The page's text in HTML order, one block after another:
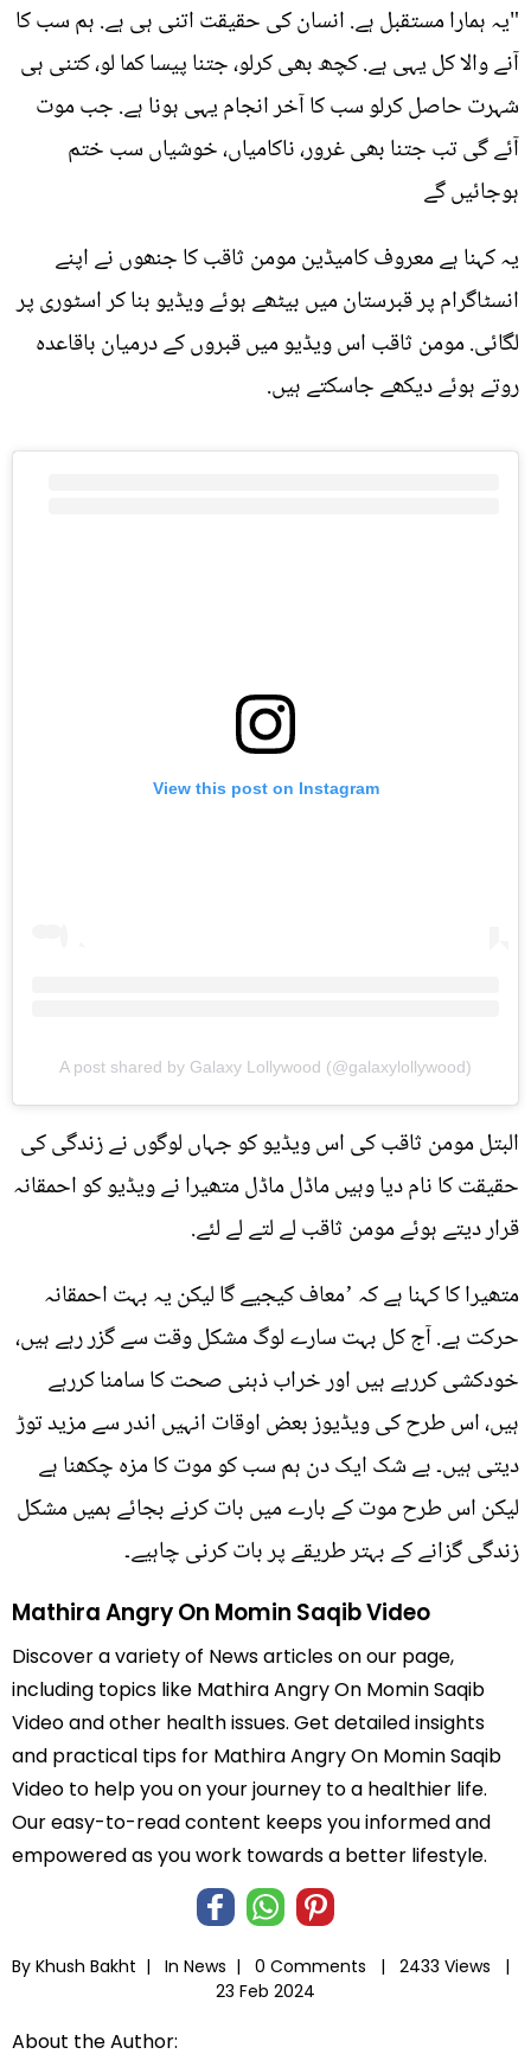
"یہ ہمارا مستقبل ہے. انسان کی حقیقت اتنی ہی ہے. ہم سب کا
آنے والا کل یہی ہے. کچھ بھی کرلو، جتنا پیسا کما لو، کتنی ہی
شہرت حاصل کرلو سب کا آخر انجام یہی ہونا ہے. جب موت
آئے گی تب جتنا بھی غرور، ناکامیاں، خوشیاں سب ختم
ہوجائیں گے
یہ کہنا ہے معروف کامیڈین مومن ثاقب کا جنھوں نے اپنے
انسٹاگرام پر قبرستان میں بیٹھے ہوئے ویڈیو بنا کر اسٹوری پر
لگائی. مومن ثاقب اس ویڈیو میں قبروں کے درمیان باقاعدہ
روتے ہوئے دیکھے جاسکتے ہیں.
View this post on Instagram
A post shared by Galaxy Lollywood (@galaxylollywood)
البتل مومن ثاقب کی اس ویڈیو کو جہاں لوگوں نے زندگی کی
حقیقت کا نام دیا وہیں ماڈل ماڈل متھیرا نے ویڈیو کو احمقانہ
قرار دیتے ہوئے مومن ثاقب لے لتے لے لئے.
متھیرا کا کہنا ہے کہ ’معاف کیجیے گا لیکن یہ بہت احمقانہ
حرکت ہے. آج کل بہت سارے لوگ مشکل وقت سے گزر رہے ہیں،
خودکشی کررہے ہیں اور خراب ذہنی صحت کا سامنا کررہے
ہیں، اس طرح کی ویڈیوز بعض اوقات انہیں اندر سے مزید توڑ
دیتی ہیں۔ بے شک ایک دن ہم سب کو موت کا مزہ چکھنا ہے
لیکن اس طرح موت کے بارے میں بات کرنے بجائے ہمیں مشکل
زندگی گزانے کے بہتر طریقے پر بات کرنی چاہیے۔
Mathira Angry On Momin Saqib Video
Discover a variety of News articles on our page,
including topics like Mathira Angry On Momin Saqib
Video and other health issues. Get detailed insights
and practical tips for Mathira Angry On Momin Saqib
Video to help you on your journey to a healthier life.
Our easy-to-read content keeps you informed and
empowered as you work towards a better lifestyle.
By Khush Bakht | In News | 0 Comments |
2433 Views |
23 Feb 2024
About the Author: